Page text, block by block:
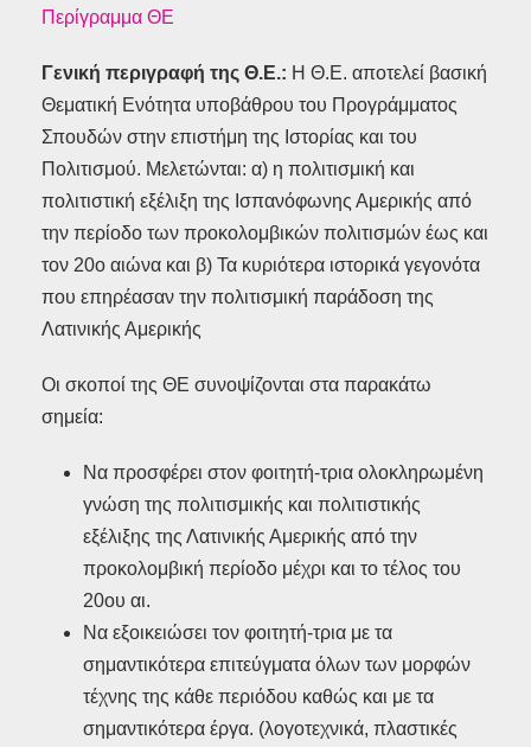
Περίγραμμα ΘΕ
Γενική περιγραφή της Θ.Ε.: Η Θ.Ε. αποτελεί βασική
Θεματική Ενότητα υποβάθρου του Προγράμματος
Σπουδών στην επιστήμη της Ιστορίας και του
Πολιτισμού. Μελετώνται: α) η πολιτισμική και
πολιτιστική εξέλιξη της Ισπανόφωνης Αμερικής από
την περίοδο των προκολομβικών πολιτισμών έως και
τον 20ο αιώνα και β) Τα κυριότερα ιστορικά γεγονότα
που επηρέασαν την πολιτισμική παράδοση της
Λατινικής Αμερικής
Οι σκοποί της ΘΕ συνοψίζονται στα παρακάτω
σημεία:
Να προσφέρει στον φοιτητή-τρια ολοκληρωμένη
γνώση της πολιτισμικής και πολιτιστικής
εξέλιξης της Λατινικής Αμερικής από την
προκολομβική περίοδο μέχρι και το τέλος του
20ου αι.
Να εξοικειώσει τον φοιτητή-τρια με τα
σημαντικότερα επιτεύγματα όλων των μορφών
τέχνης της κάθε περιόδου καθώς και με τα
σημαντικότερα έργα. (λογοτεχνικά, πλαστικές